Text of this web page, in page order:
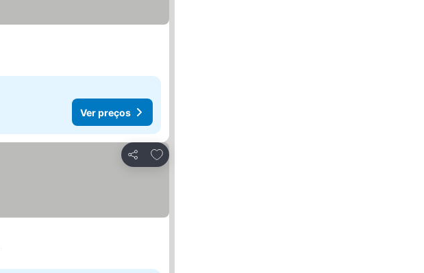
Ver preços
Partilhar
Adicionar aos favoritos